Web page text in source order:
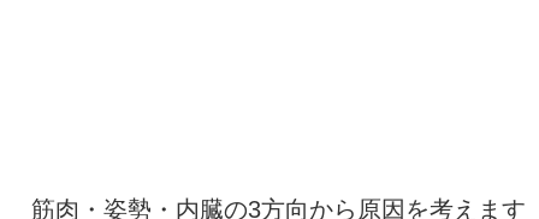
筋肉・姿勢・内臓の3方向から原因を考えます